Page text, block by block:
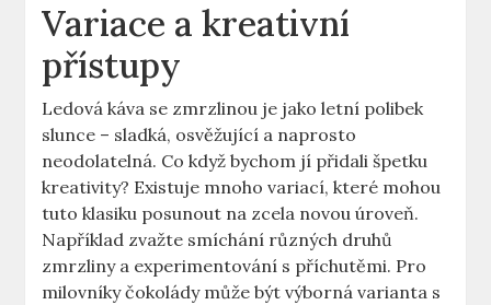
Variace a kreativní
přístupy
Ledová káva se zmrzlinou je jako letní ⁣polibek
slunce – sladká, osvěžující a naprosto
neodolatelná. Co ‌když bychom jí přidali špetku
kreativity? Existuje‍ mnoho variací, které mohou
tuto klasiku posunout na zcela novou úroveň.
Například zvažte smíchání ‌různých ⁣druhů
zmrzliny a experimentování s příchutěmi. Pro
milovníky čokolády může být výborná varianta s